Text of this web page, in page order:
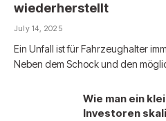
wiederherstellt
July 14, 2025
Ein Unfall ist für Fahrzeughalter
Neben dem Schock und den
Wie man ein
Investoren